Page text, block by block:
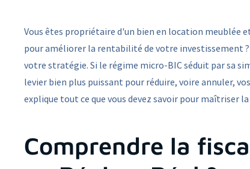
Vous êtes propriétaire d'un bien en location meublée
pour améliorer la rentabilité de votre investissement
votre stratégie. Si le régime micro-BIC séduit par sa
levier bien plus puissant pour réduire, voire annuler,
explique tout ce que vous devez savoir pour maîtriser
Comprendre la